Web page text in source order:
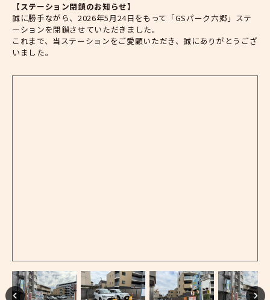
【ステーション閉鎖のお知らせ】
誠に勝手ながら、2026年5月24日をもって「GSパーク六郷」ステ
ーションを閉鎖させていただきました。
これまで、当ステーションをご愛顧いただき、誠にありがとうござ
いました。